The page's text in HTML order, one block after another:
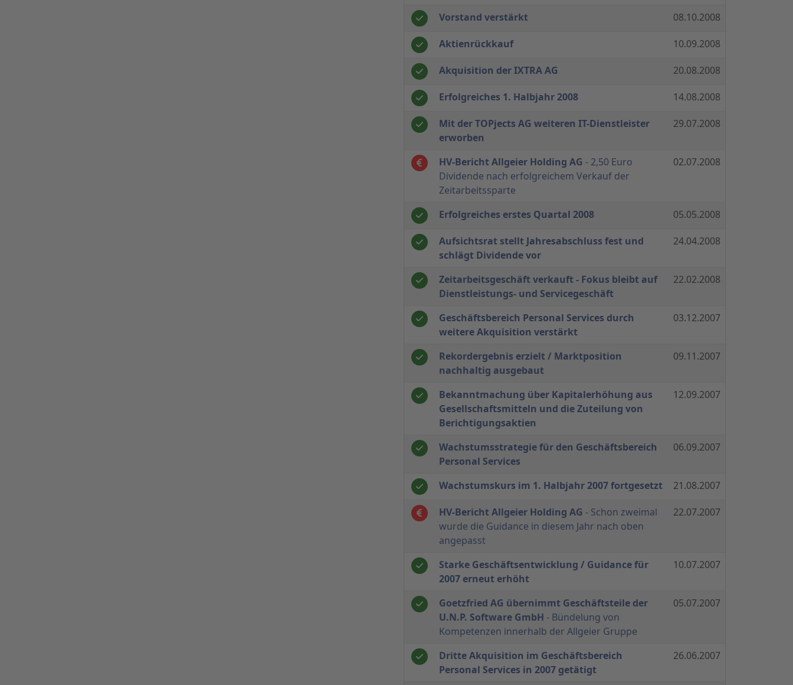
Vorstand verstärkt 08.10.2008
Aktienrückkauf 10.09.2008
Akquisition der IXTRA AG 20.08.2008
Erfolgreiches 1. Halbjahr 2008 14.08.2008
Mit der TOPjects AG weiteren IT-Dienstleister
erworben
29.07.2008
HV-Bericht Allgeier Holding AG - 2,50 Euro
Dividende nach erfolgreichem Verkauf der
Zeitarbeitssparte
02.07.2008
Erfolgreiches erstes Quartal 2008 05.05.2008
Aufsichtsrat stellt Jahresabschluss fest und
schlägt Dividende vor
24.04.2008
Zeitarbeitsgeschäft verkauft - Fokus bleibt auf
Dienstleistungs- und Servicegeschäft
22.02.2008
Geschäftsbereich Personal Services durch
weitere Akquisition verstärkt
03.12.2007
Rekordergebnis erzielt / Marktposition
nachhaltig ausgebaut
09.11.2007
Bekanntmachung über Kapitalerhöhung aus
Gesellschaftsmitteln und die Zuteilung von
Berichtigungsaktien
12.09.2007
Wachstumsstrategie für den Geschäftsbereich
Personal Services
06.09.2007
Wachstumskurs im 1. Halbjahr 2007 fortgesetzt 21.08.2007
HV-Bericht Allgeier Holding AG - Schon zweimal
wurde die Guidance in diesem Jahr nach oben
angepasst
22.07.2007
Starke Geschäftsentwicklung / Guidance für
2007 erneut erhöht
10.07.2007
Goetzfried AG übernimmt Geschäftsteile der
U.N.P. Software GmbH - Bündelung von
Kompetenzen innerhalb der Allgeier Gruppe
05.07.2007
Dritte Akquisition im Geschäftsbereich
Personal Services in 2007 getätigt
26.06.2007